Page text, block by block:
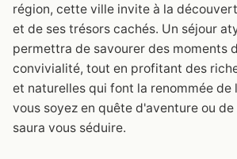
région, cette ville invite à la
et de ses trésors cachés. Un séjour
permettra de savourer des moments
convivialité, tout en profitant des
et naturelles qui font la renommée de
vous soyez en quête d'aventure ou
saura vous séduire.